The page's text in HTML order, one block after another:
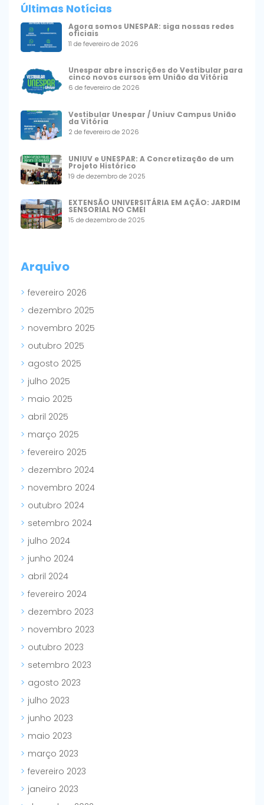
Últimas Notícias
Agora somos UNESPAR: siga nossas redes
oficiais
11 de fevereiro de 2026
Unespar abre inscrições do Vestibular para
cinco novos cursos em União da Vitória
6 de fevereiro de 2026
Vestibular Unespar / Uniuv Campus União
da Vitória
2 de fevereiro de 2026
UNIUV e UNESPAR: A Concretização de um
Projeto Histórico
19 de dezembro de 2025
EXTENSÃO UNIVERSITÁRIA EM AÇÃO: JARDIM
SENSORIAL NO CMEI
15 de dezembro de 2025
Arquivo
fevereiro 2026
dezembro 2025
novembro 2025
outubro 2025
agosto 2025
julho 2025
maio 2025
abril 2025
março 2025
fevereiro 2025
dezembro 2024
novembro 2024
outubro 2024
setembro 2024
julho 2024
junho 2024
abril 2024
fevereiro 2024
dezembro 2023
novembro 2023
outubro 2023
setembro 2023
agosto 2023
julho 2023
junho 2023
maio 2023
março 2023
fevereiro 2023
janeiro 2023